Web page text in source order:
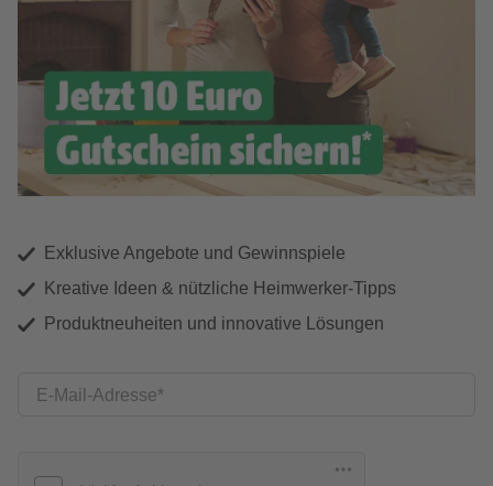
Exklusive Angebote und Gewinnspiele
Kreative Ideen & nützliche Heimwerker-Tipps
Produktneuheiten und innovative Lösungen
E-Mail-Adresse